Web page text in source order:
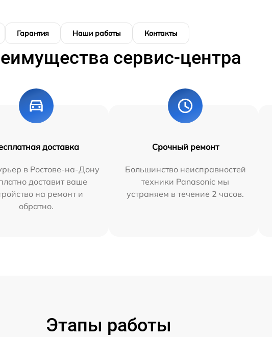
Гарантия Наши работы Контакты
сервис-центра
доставка
в Ростове-на-Дону
доставит ваше
на ремонт и
обратно.
Срочный ремонт
Большинство неисправностей
техники Panasonic мы
устраняем в течение 2 часов.
Этапы работы